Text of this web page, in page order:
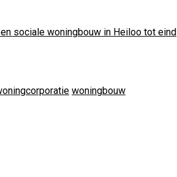
sociale woningbouw in Heiloo tot eind
woningbouw